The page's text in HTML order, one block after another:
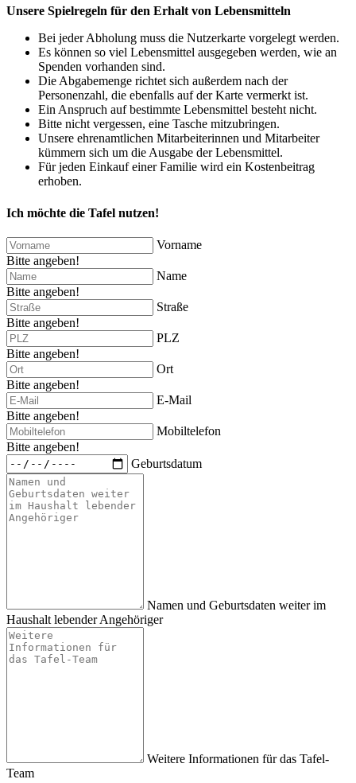
Unsere Spielregeln für den Erhalt von Lebensmitteln
Bei jeder Abholung muss die Nutzerkarte vorgelegt werden.
Es können so viel Lebensmittel ausgegeben werden, wie an
Spenden vorhanden sind.
Die Abgabemenge richtet sich außerdem nach der
Personenzahl, die ebenfalls auf der Karte vermerkt ist.
Ein Anspruch auf bestimmte Lebensmittel besteht nicht.
Bitte nicht vergessen, eine Tasche mitzubringen.
Unsere ehrenamtlichen Mitarbeiterinnen und Mitarbeiter
kümmern sich um die Ausgabe der Lebensmittel.
Für jeden Einkauf einer Familie wird ein Kostenbeitrag
erhoben.
Ich möchte die Tafel nutzen!
Vorname
Bitte angeben!
Name
Bitte angeben!
Straße
Bitte angeben!
PLZ
Bitte angeben!
Ort
Bitte angeben!
E-Mail
Bitte angeben!
Mobiltelefon
Bitte angeben!
Geburtsdatum
Namen und Geburtsdaten weiter im
Haushalt lebender Angehöriger
Weitere Informationen für das Tafel-
Team